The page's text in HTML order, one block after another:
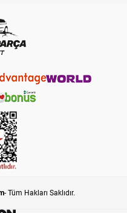
- Tüm Hakları Saklıdır.